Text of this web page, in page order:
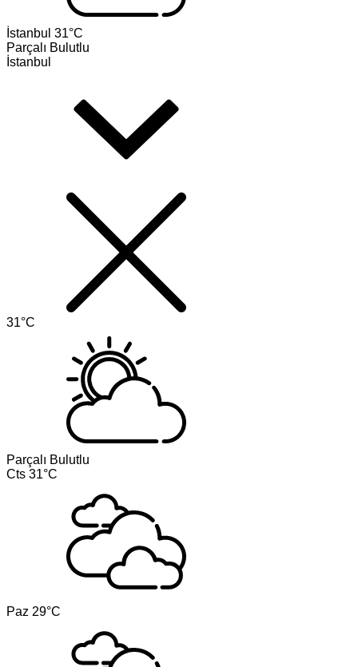
İstanbul 31°C
Parçalı Bulutlu
İstanbul
31°C
Parçalı Bulutlu
Cts 31°C
Paz 29°C